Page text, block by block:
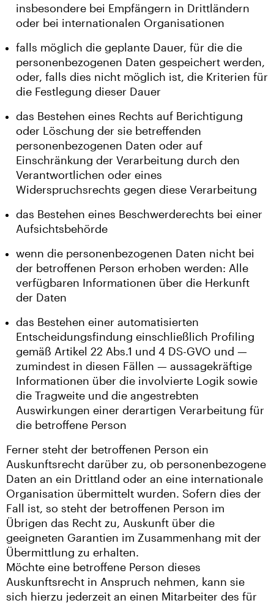
insbesondere bei Empfängern in Drittländern
oder bei internationalen Organisationen
falls möglich die geplante Dauer, für die die
personenbezogenen Daten gespeichert werden,
oder, falls dies nicht möglich ist, die Kriterien für
die Festlegung dieser Dauer
das Bestehen eines Rechts auf Berichtigung
oder Löschung der sie betreffenden
personenbezogenen Daten oder auf
Einschränkung der Verarbeitung durch den
Verantwortlichen oder eines
Widerspruchsrechts gegen diese Verarbeitung
das Bestehen eines Beschwerderechts bei einer
Aufsichtsbehörde
wenn die personenbezogenen Daten nicht bei
der betroffenen Person erhoben werden: Alle
verfügbaren Informationen über die Herkunft
der Daten
das Bestehen einer automatisierten
Entscheidungsfindung einschließlich Profiling
gemäß Artikel 22 Abs.1 und 4 DS-GVO und —
zumindest in diesen Fällen — aussagekräftige
Informationen über die involvierte Logik sowie
die Tragweite und die angestrebten
Auswirkungen einer derartigen Verarbeitung für
die betroffene Person
Ferner steht der betroffenen Person ein
Auskunftsrecht darüber zu, ob personenbezogene
Daten an ein Drittland oder an eine internationale
Organisation übermittelt wurden. Sofern dies der
Fall ist, so steht der betroffenen Person im
Übrigen das Recht zu, Auskunft über die
geeigneten Garantien im Zusammenhang mit der
Übermittlung zu erhalten.
Möchte eine betroffene Person dieses
Auskunftsrecht in Anspruch nehmen, kann sie
sich hierzu jederzeit an einen Mitarbeiter des für